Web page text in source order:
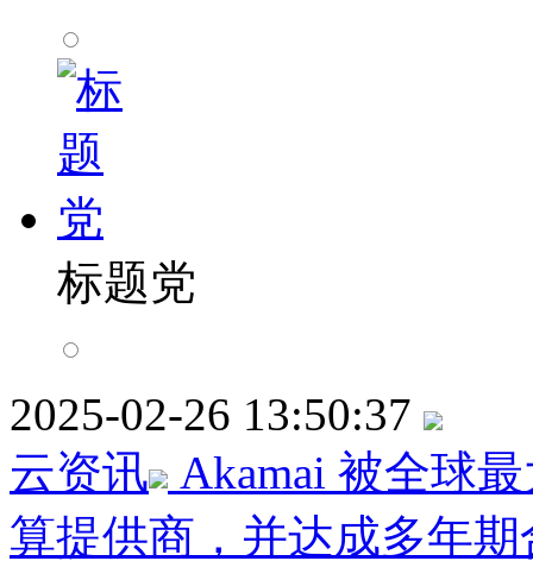
标题党
2025-02-26 13:50:37
云资讯
Akamai 被全球
算提供商，并达成多年